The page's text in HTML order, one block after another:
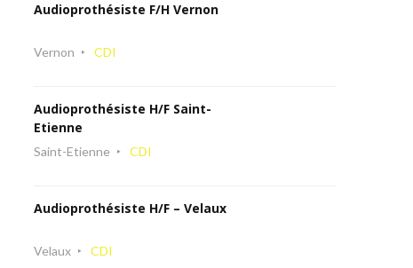
Audioprothésiste F/H Vernon
Vernon CDI
Audioprothésiste H/F Saint-
Etienne
Saint-Etienne CDI
Audioprothésiste H/F – Velaux
Velaux CDI